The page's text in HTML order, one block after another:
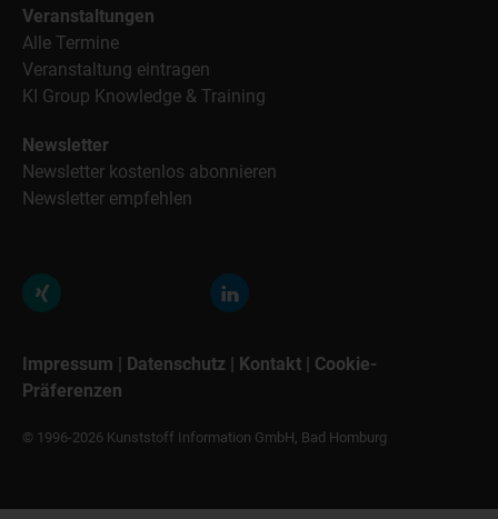
Veranstaltungen
Alle Termine
Veranstaltung eintragen
KI Group Knowledge & Training
Newsletter
Newsletter kostenlos abonnieren
Newsletter empfehlen
Impressum | Datenschutz | Kontakt | Cookie-
Präferenzen
© 1996-2026 Kunststoff Information GmbH, Bad Homburg